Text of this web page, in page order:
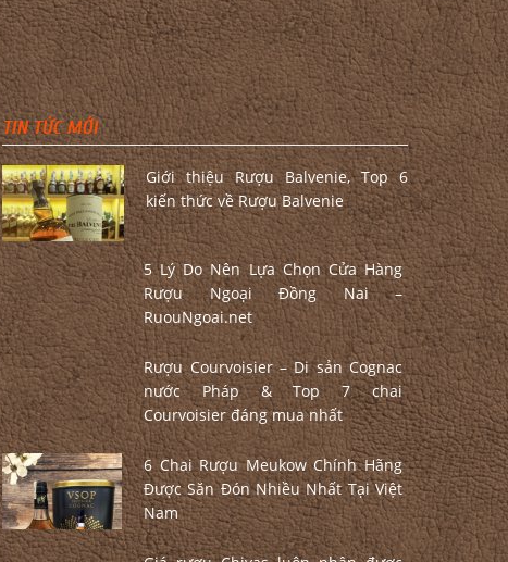
TIN TỨC MỚI
Giới thiệu Rượu Balvenie, Top 6
kiến thức về Rượu Balvenie
5 Lý Do Nên Lựa Chọn Cửa Hàng
Rượu Ngoại Đồng Nai –
RuouNgoai.net
Rượu Courvoisier – Di sản Cognac
nước Pháp & Top 7 chai
Courvoisier đáng mua nhất
6 Chai Rượu Meukow Chính Hãng
Được Săn Đón Nhiều Nhất Tại Việt
Nam